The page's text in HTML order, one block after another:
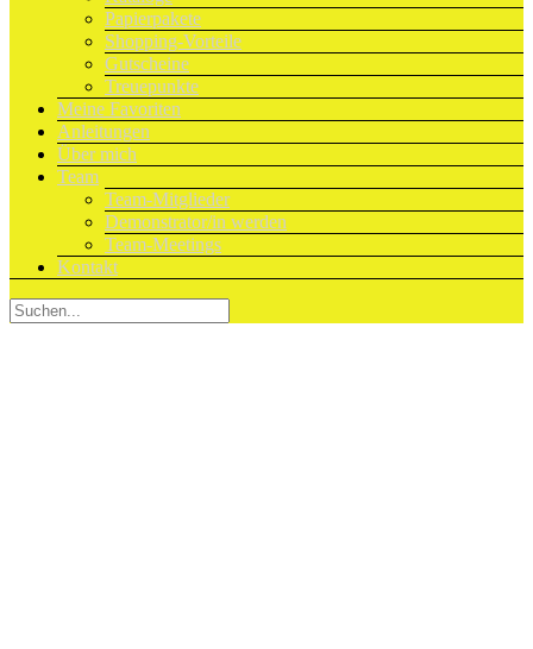
Papierpakete
Shopping-Vorteile
Gutscheine
Treuepunkte
Meine Favoriten
Anleitungen
Über mich
Team
Team-Mitglieder
Demonstrator/in werden
Team-Meetings
Kontakt